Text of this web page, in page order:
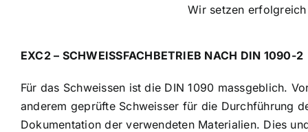
Wir setzen
EXC2 – SCHWEISSFACHBETRIEB NACH DIN 1090-2
Für das Schweissen ist die DIN 1090 massgeblich.
anderem geprüfte Schweisser für die Durchführung
Dokumentation der verwendeten Materialien. Dies